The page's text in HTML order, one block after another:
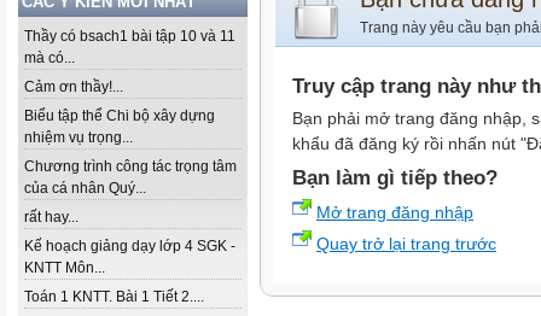
Thầy có bsach1 bài tập 10 và 11
mà có...
Cảm ơn thầy!...
Biểu tập thể Chi bộ xây dựng
nhiệm vụ trọng...
Chương trình công tác trọng tâm
của cá nhân Quý...
rất hay...
Kế hoạch giảng dạy lớp 4 SGK -
KNTT Môn...
Toán 1 KNTT. Bài 1 Tiết 2....
Trang này yêu cầu bạn
Truy cập trang này như
Bạn phải mở trang đăng nhập,
khẩu đã đăng ký rồi nhấn nút
Bạn làm gì tiếp theo?
Mở trang đăng nhập
Quay trở lại trang trước